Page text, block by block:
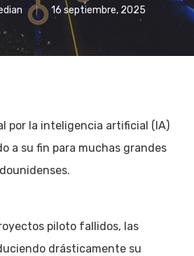
16 septiembre, 2025
por la inteligencia artificial (IA)
a su fin para muchas grandes
piloto fallidos, las
drásticamente su